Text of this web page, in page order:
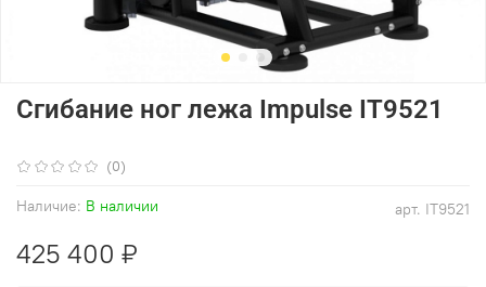
(0)
арт. IT9521
Наличие: В наличии
Сгибание ног лежа Impulse IT9521
425 400 ₽